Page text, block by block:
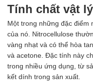
Ngành Giấy
Liên hệ
Tuyển dụng
Tính chất vật
Một trong những đặc điểm
của nó. Nitrocellulose
vàng nhạt và có thể hòa
và acetone. Đặc tính này
trong nhiều ứng dụng, từ
kết dính trong sản xuất.